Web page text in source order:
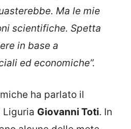
Ma le mie
scientifiche. Spetta
in base a
ed economiche”.
ha parlato il
Liguria Giovanni Toti. In